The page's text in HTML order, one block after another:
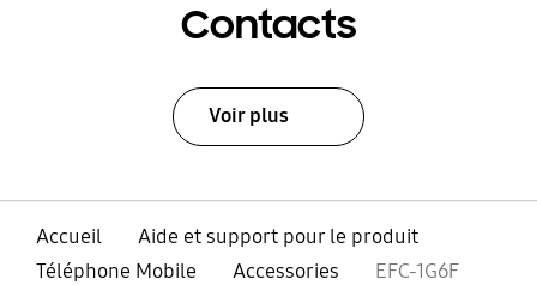
Contacts
Voir plus
Accueil
Aide et support pour le produit
Téléphone Mobile
Accessories EFC-1G6F